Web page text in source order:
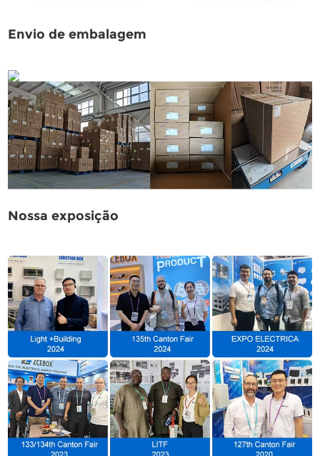
Envio de embalagem
Nossa exposição